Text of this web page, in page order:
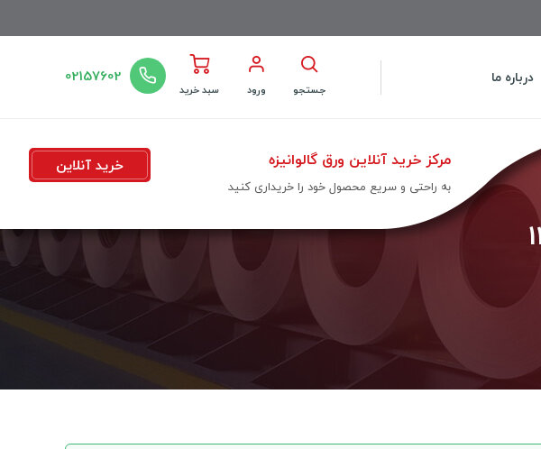
درباره ما
جستجو ورود سبد خرید
02157602
مرکز خرید آنلاین ورق گالوانیزه
به راحتی و سریع محصول خود را خریداری کنید
خرید آنلاین